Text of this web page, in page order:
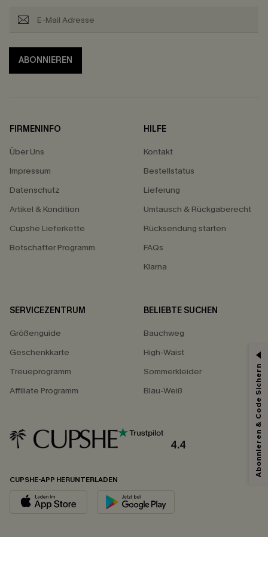
ABONNIEREN
FIRMENINFO
Über Uns
Impressum
Datenschutz
Artikel & Kondition
Cupshe Lieferkette
Botschafter Programm
HILFE
Kontakt
Bestellstatus
Lieferung
Umtausch & Rückgaberecht
Rücksendung starten
FAQs
Klarna
SERVICEZENTRUM
Größenguide
Geschenkkarte
Treueprogramm
Affiliate Programm
BELIEBTE SUCHEN
Bauchweg
High-Waist
Sommerkleider
Blau-Weiß
4.4
CUPSHE-APP HERUNTERLADEN
Abonnieren & Code Sichern